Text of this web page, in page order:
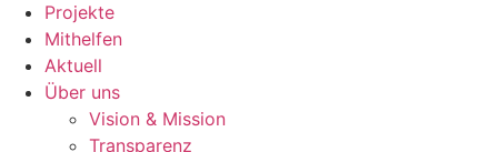
Projekte
Mithelfen
Aktuell
Über uns
Vision & Mission
Transparenz